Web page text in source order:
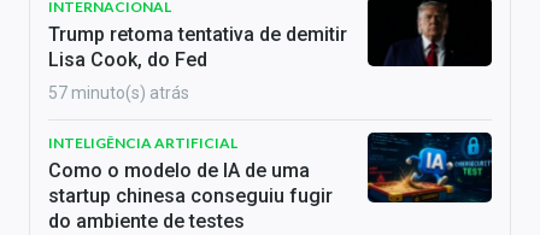
INTERNACIONAL
Trump retoma tentativa de demitir
Lisa Cook, do Fed
57 minuto(s) atrás
INTELIGÊNCIA ARTIFICIAL
Como o modelo de IA de uma
startup chinesa conseguiu fugir
do ambiente de testes